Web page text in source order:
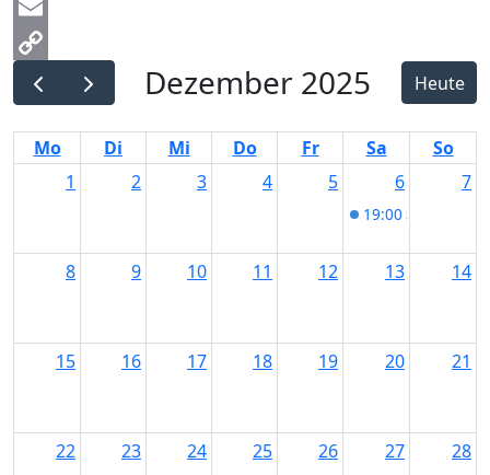
Messenger
Email
Copy
Link
Dezember 2025 Heute
Mo Di Mi Do Fr Sa
So
1
2 3 4 5 6
19:00 Steve
7
8 9 10 11 12 13 14
15 16 17 18 19 20 21
22 23 24 25 26 27 28